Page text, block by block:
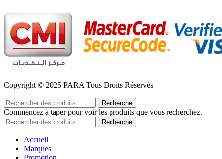
Copyright © 2025 PARA Tous Droits Réservés
Recherche
Commencez à taper pour voir les produits que vous recherchez.
Recherche
Accueil
Marques